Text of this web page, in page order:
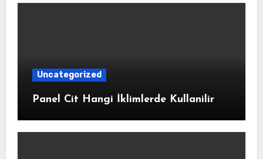
Uncategorized
Panel Cit Hangi İklimlerde Kullanilir